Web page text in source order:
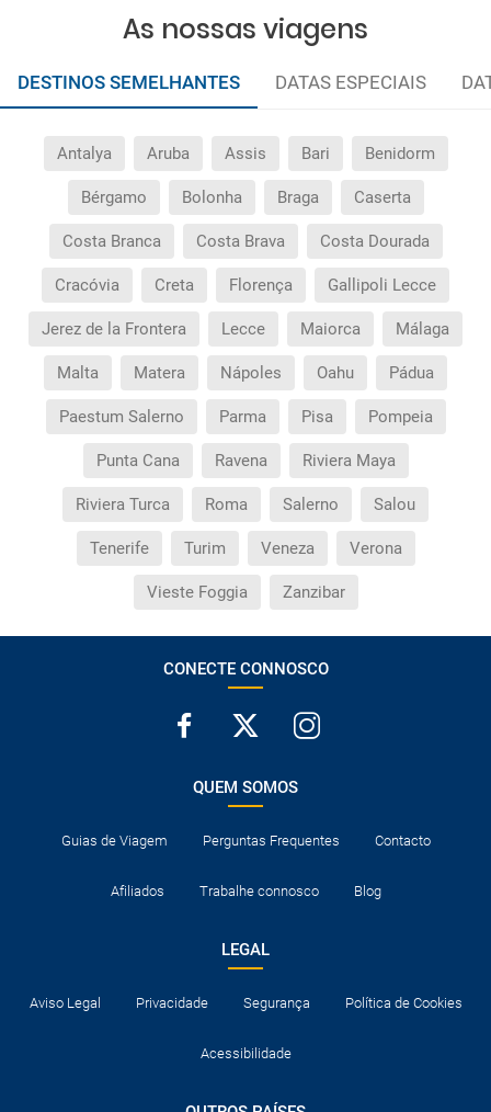
As nossas viagens
DESTINOS SEMELHANTES DATAS ESPECIAIS
Antalya Aruba Assis Bari Benidorm
Bérgamo Bolonha Braga Caserta
Costa Branca Costa Brava Costa Dourada
Cracóvia Creta Florença Gallipoli Lecce
Jerez de la Frontera Lecce Maiorca Málaga
Malta Matera Nápoles Oahu Pádua
Paestum Salerno Parma Pisa Pompeia
Punta Cana Ravena Riviera Maya
Riviera Turca Roma Salerno Salou
Tenerife Turim Veneza Verona
Vieste Foggia Zanzibar
CONECTE CONNOSCO
QUEM SOMOS
Guias de Viagem Perguntas Frequentes Contacto
Afiliados Trabalhe connosco Blog
LEGAL
Aviso Legal Privacidade Segurança Política de Cookies
Acessibilidade